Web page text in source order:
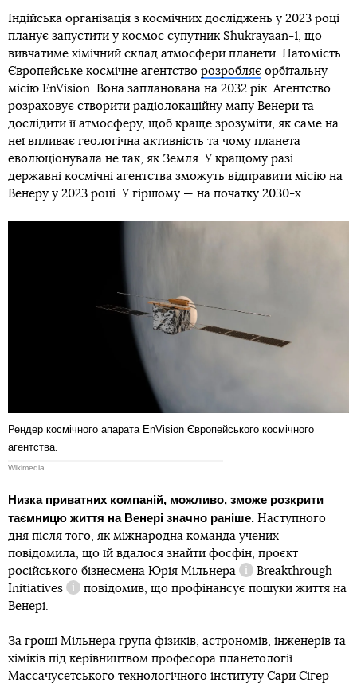
Індійська організація з космічних досліджень у 2023 році
планує запустити у космос супутник Shukrayaan-1, що
вивчатиме хімічний склад атмосфери планети. Натомість
Європейське космічне агентство розробляє орбітальну
місію EnVision. Вона запланована на 2032 рік. Агентство
розраховує створити радіолокаційну мапу Венери та
дослідити її атмосферу, щоб краще зрозуміти, як саме на
неї впливає геологічна активність та чому планета
еволюціонувала не так, як Земля. У кращому разі
державні космічні агентства зможуть відправити місію на
Венеру у 2023 році. У гіршому — на початку 2030-х.
Рендер космічного апарата EnVision Європейського космічного
агентства.
Wikimedia
Низка приватних компаній, можливо, зможе розкрити
таємницю життя на Венері значно раніше. Наступного
дня після того, як міжнародна команда учених
повідомила, що їй вдалося знайти фосфін, проєкт
російського бізнесмена Юрія Мільнера
Довідка
Breakthrough
Initiatives
Довідка
повідомив, що профінансує пошуки життя на
Венері.
За гроші Мільнера група фізиків, астрономів, інженерів та
хіміків під керівництвом професора планетології
Массачусетського технологічного інституту Сари Сігер